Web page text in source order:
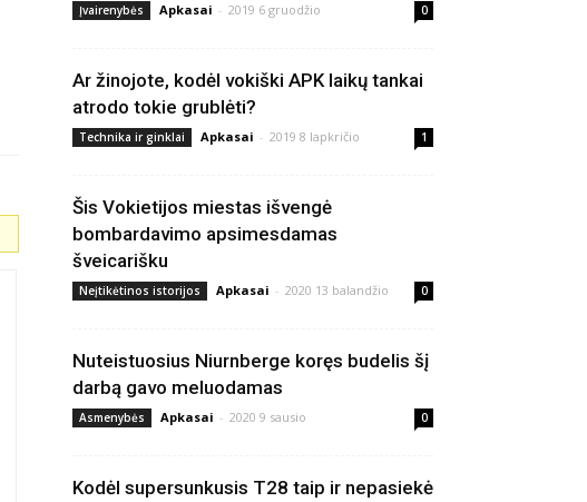
Įvairenybės Apkasai - 2019 6 gruodžio 0
Ar žinojote, kodėl vokiški APK laikų tankai
atrodo tokie grublėti?
Technika ir ginklai Apkasai - 2019 8 lapkričio 1
Šis Vokietijos miestas išvengė
bombardavimo apsimesdamas
šveicarišku
Neįtikėtinos istorijos Apkasai - 2020 13 balandžio 0
Nuteistuosius Niurnberge koręs budelis šį
darbą gavo meluodamas
Asmenybės Apkasai - 2020 9 sausio 0
Kodėl supersunkusis T28 taip ir nepasiekė